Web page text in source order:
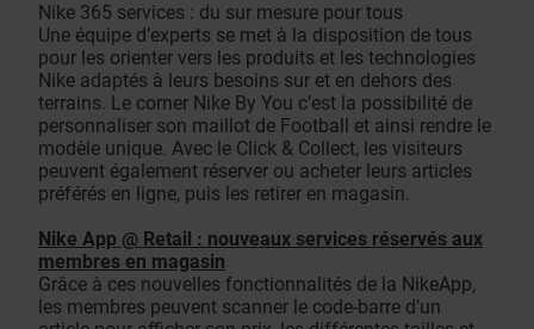
Nike 365 services : du sur mesure pour tous
Une équipe d’experts se met à la disposition de tous
pour les orienter vers les produits et les technologies
Nike adaptés à leurs besoins sur et en dehors des
terrains. Le corner Nike By You c’est la possibilité de
personnaliser son maillot de Football et ainsi rendre le
modèle unique. Avec le Click & Collect, les visiteurs
peuvent également réserver ou acheter leurs articles
préférés en ligne, puis les retirer en magasin.
Nike App @ Retail : nouveaux services réservés aux
membres en magasin
Grâce à ces nouvelles fonctionnalités de la NikeApp,
les membres peuvent scanner le code-barre d’un